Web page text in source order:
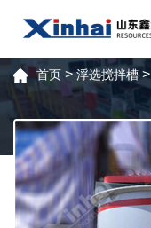
首页 >浮选搅拌槽>